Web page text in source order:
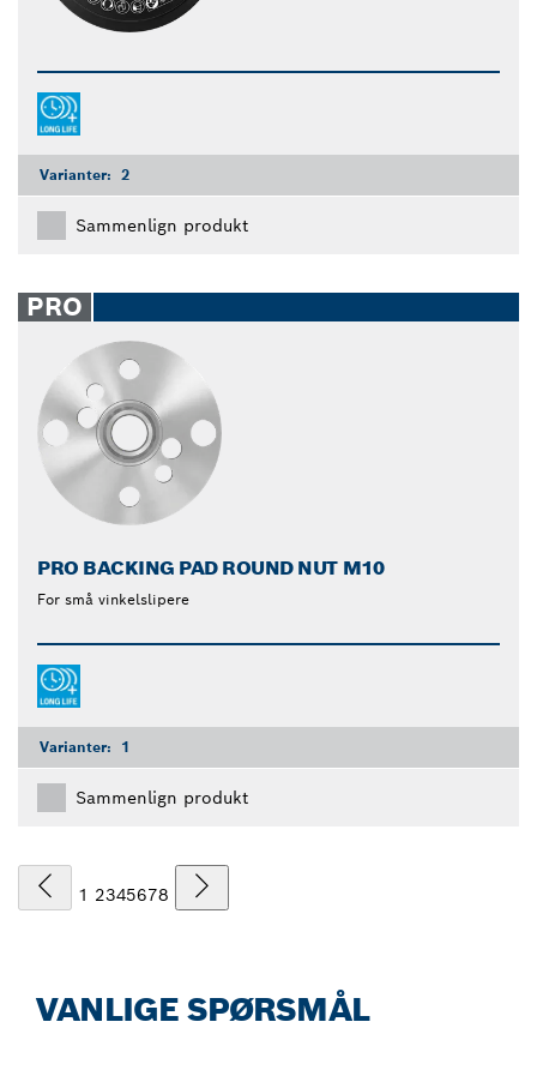
Varianter: 2
Sammenlign produkt
PRO
PRO BACKING PAD ROUND NUT M10
For små vinkelslipere
Varianter: 1
Sammenlign produkt
1 2345678
VANLIGE SPØRSMÅL